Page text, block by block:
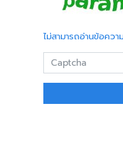
ไม่สามารถอ่านข้อคว